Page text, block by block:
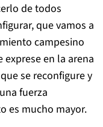
de todos
que vamos a
campesino
en la arena
se reconfigure y
fuerza
es mucho mayor.